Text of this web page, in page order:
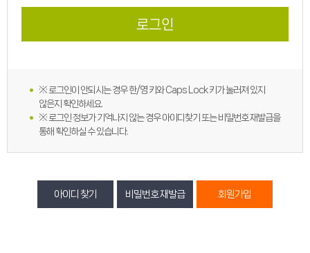
※ 로그인이 안되시는 경우 한/영 키와 Caps Lock 키가 눌러져 있지
않은지 확인하세요.
※ 로그인 정보가 기억나지 않는 경우 아이디찾기 또는 비밀번호 재발급을
통해 확인하실 수 있습니다.
아이디 찾기 비밀번호 재발급 회원가입